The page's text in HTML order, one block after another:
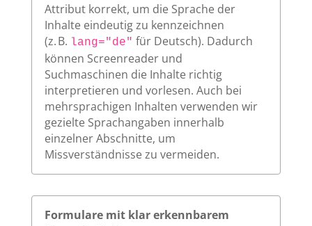
Attribut korrekt, um die Sprache der
Inhalte eindeutig zu kennzeichnen
(z. B. lang="de" für Deutsch). Dadurch
können Screenreader und
Suchmaschinen die Inhalte richtig
interpretieren und vorlesen. Auch bei
mehrsprachigen Inhalten verwenden wir
gezielte Sprachangaben innerhalb
einzelner Abschnitte, um
Missverständnisse zu vermeiden.
Formulare mit klar erkennbarem